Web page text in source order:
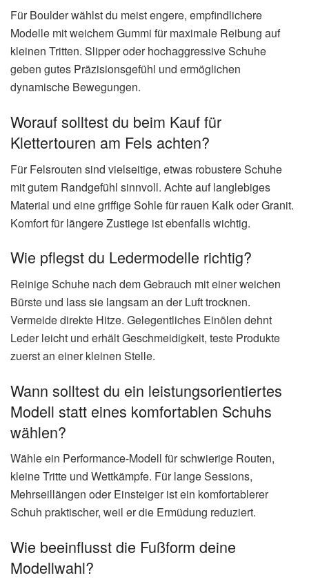
Für Boulder wählst du meist engere, empfindlichere
Modelle mit weichem Gummi für maximale Reibung auf
kleinen Tritten. Slipper oder hochaggressive Schuhe
geben gutes Präzisionsgefühl und ermöglichen
dynamische Bewegungen.
Worauf solltest du beim Kauf für
Klettertouren am Fels achten?
Für Felsrouten sind vielseitige, etwas robustere Schuhe
mit gutem Randgefühl sinnvoll. Achte auf langlebiges
Material und eine griffige Sohle für rauen Kalk oder Granit.
Komfort für längere Zustiege ist ebenfalls wichtig.
Wie pflegst du Ledermodelle richtig?
Reinige Schuhe nach dem Gebrauch mit einer weichen
Bürste und lass sie langsam an der Luft trocknen.
Vermeide direkte Hitze. Gelegentliches Einölen dehnt
Leder leicht und erhält Geschmeidigkeit, teste Produkte
zuerst an einer kleinen Stelle.
Wann solltest du ein leistungsorientiertes
Modell statt eines komfortablen Schuhs
wählen?
Wähle ein Performance-Modell für schwierige Routen,
kleine Tritte und Wettkämpfe. Für lange Sessions,
Mehrseillängen oder Einsteiger ist ein komfortablerer
Schuh praktischer, weil er die Ermüdung reduziert.
Wie beeinflusst die Fußform deine
Modellwahl?